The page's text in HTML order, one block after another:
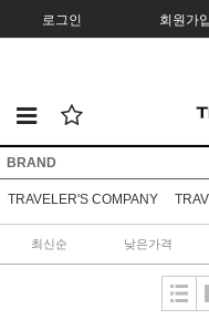
로그인 회원가입
BRAND
TRAVELER'S COMPANY
최신순 낮은가격